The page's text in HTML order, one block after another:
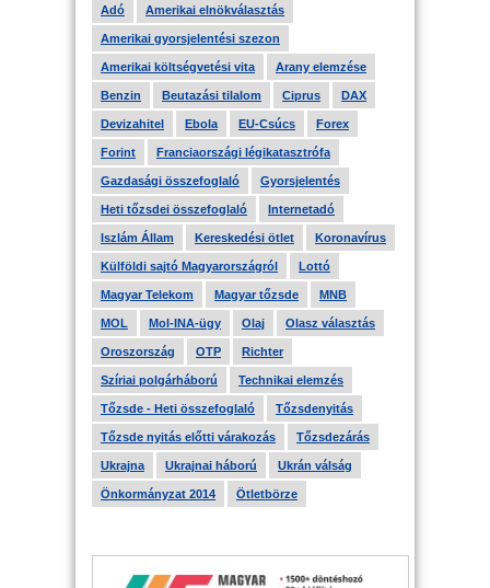
Adó Amerikai elnökválasztás
Amerikai gyorsjelentési szezon
Amerikai költségvetési vita Arany elemzése
Benzin Beutazási tilalom Ciprus DAX
Devizahitel Ebola EU-Csúcs Forex
Forint Franciaországi légikatasztrófa
Gazdasági összefoglaló Gyorsjelentés
Heti tőzsdei összefoglaló Internetadó
Iszlám Állam Kereskedési ötlet Koronavírus
Külföldi sajtó Magyarországról Lottó
Magyar Telekom Magyar tőzsde MNB
MOL Mol-INA-ügy Olaj Olasz választás
Oroszország OTP Richter
Szíriai polgárháború Technikai elemzés
Tőzsde - Heti összefoglaló Tőzsdenyitás
Tőzsde nyitás előtti várakozás Tőzsdezárás
Ukrajna Ukrajnai háború Ukrán válság
Önkormányzat 2014 Ötletbörze